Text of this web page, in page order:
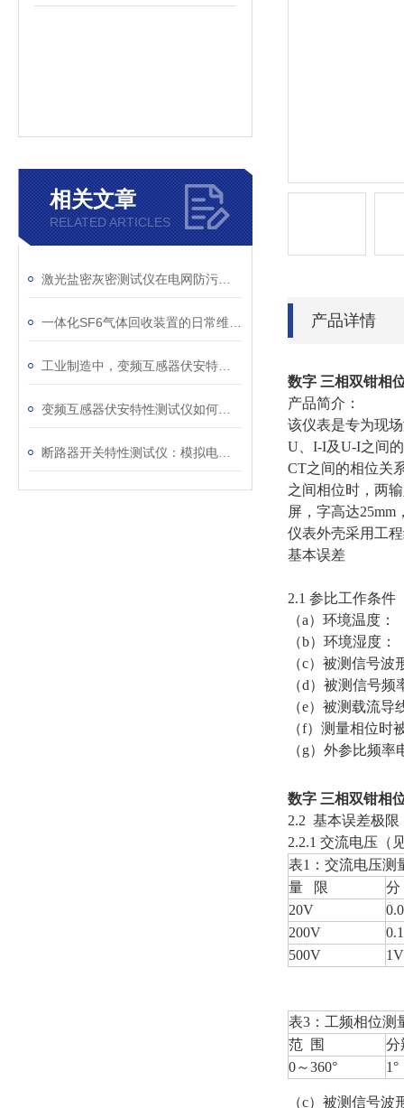
相关文章
RELATED ARTICLES
产品详情
数字 三相双钳相
产品简介：
该仪表是专为现
U
I-I及U-I之间
CT之间的相位关
之间相位时，两
屏，字高达25mm
仪表外壳采用工
基本误差
2.1 参比工作条件
（a）环境温度：
（b）环境湿度：
（c）被测信号波
（d）被测信号频
（e）被测载流导
（f）测量相位时
（g）外参比频率
数字 三相双钳相
2.2 基本误差极限
2.2.1 交流电压（
表1 ：交流电压测
量
限
分
20V
200V
500V
1V
表3 ：工频相位测
范 围
分
0～360° 1°
（c）被测信号波